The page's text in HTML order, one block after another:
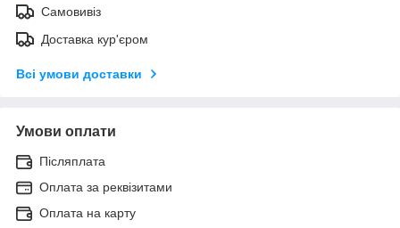
Самовивіз
Доставка кур'єром
Всі умови доставки
Умови оплати
Післяплата
Оплата за реквізитами
Оплата на карту